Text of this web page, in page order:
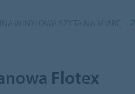
Flotex